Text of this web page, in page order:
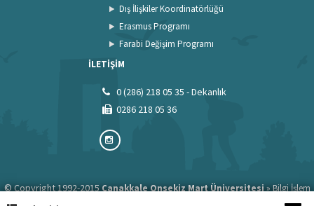
Dış İlişkiler Koordinatörlüğü
Erasmus Programı
Farabi Değişim Programı
İLETİŞİM
0 (286) 218 05 35 - Dekanlık
0286 218 05 36
© Copyright 1992-2015Çanakkale Onsekiz Mart Üniversitesi»Bilgi İşlem